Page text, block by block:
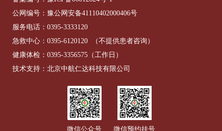
公网编号： 豫公网安备41110402000406号
服务电话： 0395-3333120
急救中心： 0395-6120120
（不提供患者咨询）
健康体检： 0395-3356575 （工作日）
技术支持：北京中航仁达科技有限公司
微信公众号 微信预约挂号